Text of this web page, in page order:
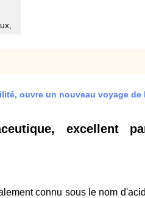
ouvre un nouveau voyage de
excellent
connu sous le nom